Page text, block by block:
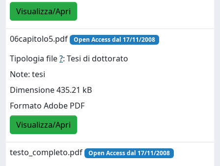
Visualizza/Apri
06capitolo5.pdf Open Access dal 17/11/2008
Tipologia file?: Tesi di dottorato
Note: tesi
Dimensione 435.21 kB
Formato Adobe PDF
Visualizza/Apri
testo_completo.pdf Open Access dal 17/11/2008